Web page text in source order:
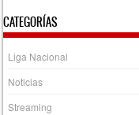
CATEGORÍAS
Liga Nacional
Noticias
Streaming